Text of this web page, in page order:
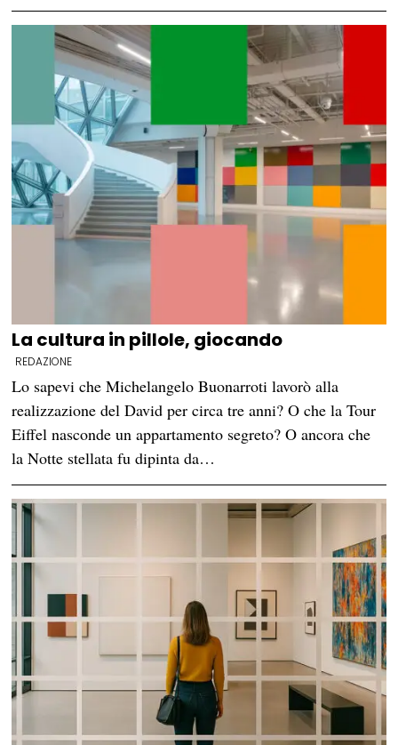
La cultura in pillole, giocando
REDAZIONE
Lo sapevi che Michelangelo Buonarroti lavorò alla
realizzazione del David per circa tre anni? O che la Tour
Eiffel nasconde un appartamento segreto? O ancora che
la Notte stellata fu dipinta da…